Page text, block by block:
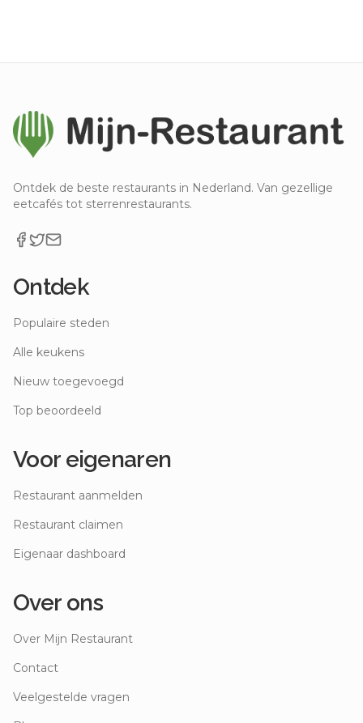
Ontdek de beste restaurants in Nederland. Van gezellige
eetcafés tot sterrenrestaurants.
Ontdek
Populaire steden
Alle keukens
Nieuw toegevoegd
Top beoordeeld
Voor eigenaren
Restaurant aanmelden
Restaurant claimen
Eigenaar dashboard
Over ons
Over Mijn Restaurant
Contact
Veelgestelde vragen